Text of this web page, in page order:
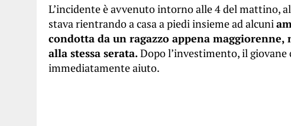
L’incidente è avvenuto intorno alle 4 del mattino,
stava rientrando a casa a piedi insieme ad alcuni
condotta da un ragazzo appena
alla stessa serata.Dopo l’investimento, il
immediatamente aiuto.